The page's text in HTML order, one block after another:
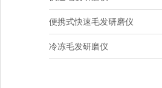
便携式快速毛发研磨仪
冷冻毛发研磨仪